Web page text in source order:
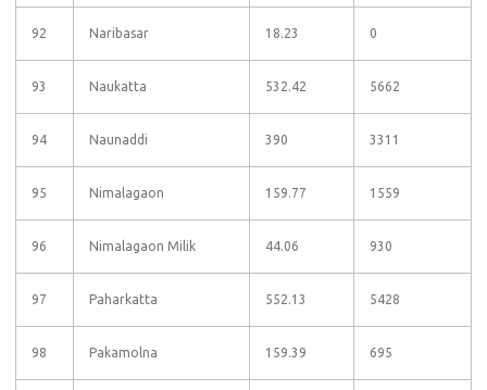
92 Naribasar 18.23 0
93 Naukatta 532.42 5662
94 Naunaddi 390 3311
95 Nimalagaon 159.77 1559
96 Nimalagaon Milik 44.06 930
97 Paharkatta 552.13 5428
98 Pakamolna 159.39 695